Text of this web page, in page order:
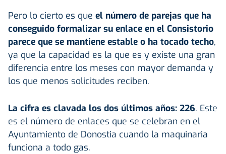
Pero lo cierto es que el número de parejas que ha
conseguido formalizar su enlace en el Consistorio
parece que se mantiene estable o ha tocado techo,
ya que la capacidad es la que es y existe una gran
diferencia entre los meses con mayor demanda y
los que menos solicitudes reciben.
La cifra es clavada los dos últimos años: 226. Este
es el número de enlaces que se celebran en el
Ayuntamiento de Donostia cuando la maquinaria
funciona a todo gas.